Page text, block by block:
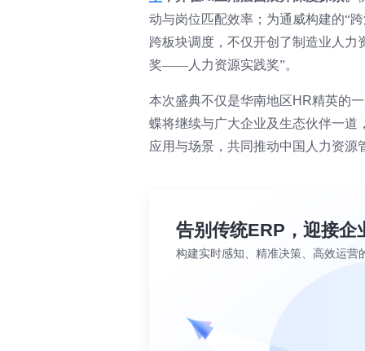
动与岗位匹配效率；为通威构建的“
跨板块调度，不仅开创了制造业人力
奖——人力资源实践奖”。
本次盛典不仅是华南地区HR精英的
蝶将继续与广大企业及生态伙伴一道
应用与场景，共同推动中国人力资源
告别传统ERP，迎接企
构建实时感知、精准决策、高效运营